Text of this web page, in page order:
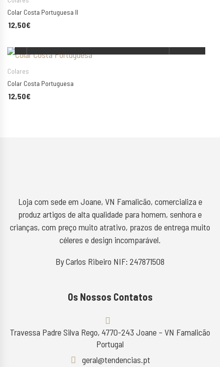
Colar Costa Portuguesa II
12,50€
Colares
Colar Costa Portuguesa
12,50€
Loja com sede em Joane, VN Famalicão, comercializa e
produz artigos de alta qualidade para homem, senhora e
crianças, com preço muito atrativo, prazos de entrega muito
céleres e design incomparável.
By Carlos Ribeiro NIF: 247871508
Os Nossos Contatos
Travessa Padre Silva Rego, 4770-243 Joane – VN Famalicão
Portugal
geral@tendencias.pt